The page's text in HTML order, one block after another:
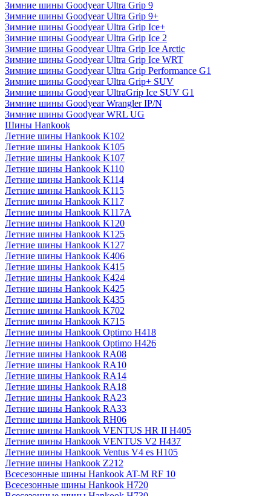
Зимние шины Goodyear Ultra Grip 9
Зимние шины Goodyear Ultra Grip 9+
Зимние шины Goodyear Ultra Grip Ice+
Зимние шины Goodyear Ultra Grip Ice 2
Зимние шины Goodyear Ultra Grip Ice Arctic
Зимние шины Goodyear Ultra Grip Ice WRT
Зимние шины Goodyear Ultra Grip Performance G1
Зимние шины Goodyear Ultra Grip+ SUV
Зимние шины Goodyear UltraGrip Ice SUV G1
Зимние шины Goodyear Wrangler IP/N
Зимние шины Goodyear WRL UG
Шины Hankook
Летние шины Hankook K102
Летние шины Hankook K105
Летние шины Hankook K107
Летние шины Hankook K110
Летние шины Hankook K114
Летние шины Hankook K115
Летние шины Hankook K117
Летние шины Hankook K117A
Летние шины Hankook K120
Летние шины Hankook K125
Летние шины Hankook K127
Летние шины Hankook K406
Летние шины Hankook K415
Летние шины Hankook K424
Летние шины Hankook K425
Летние шины Hankook K435
Летние шины Hankook K702
Летние шины Hankook K715
Летние шины Hankook Optimo H418
Летние шины Hankook Optimo H426
Летние шины Hankook RA08
Летние шины Hankook RA10
Летние шины Hankook RA14
Летние шины Hankook RA18
Летние шины Hankook RA23
Летние шины Hankook RA33
Летние шины Hankook RH06
Летние шины Hankook VENTUS HR II H405
Летние шины Hankook VENTUS V2 H437
Летние шины Hankook Ventus V4 es H105
Летние шины Hankook Z212
Всесезонные шины Hankook AT-M RF 10
Всесезонные шины Hankook H720